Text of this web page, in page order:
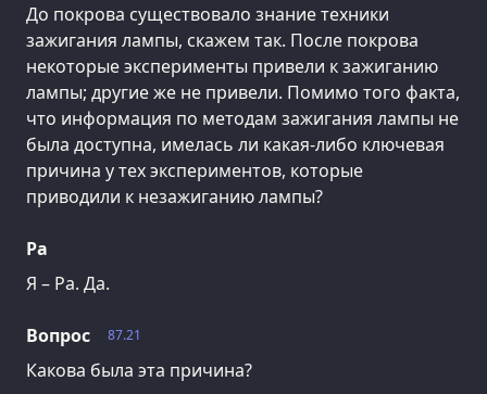
До покрова существовало знание техники
зажигания лампы, скажем так. После покрова
некоторые эксперименты привели к зажиганию
лампы; другие же не привели. Помимо того факта,
что информация по методам зажигания лампы не
была доступна, имелась ли какая-либо ключевая
причина у тех экспериментов, которые
приводили к незажиганию лампы?
Ра
Я – Ра. Да.
87.21
Вопрос
Какова была эта причина?